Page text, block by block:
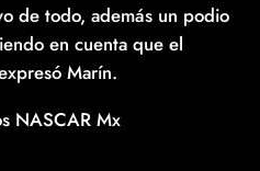
de todo, además un podio
en cuenta que el
Marín.
NASCAR Mx